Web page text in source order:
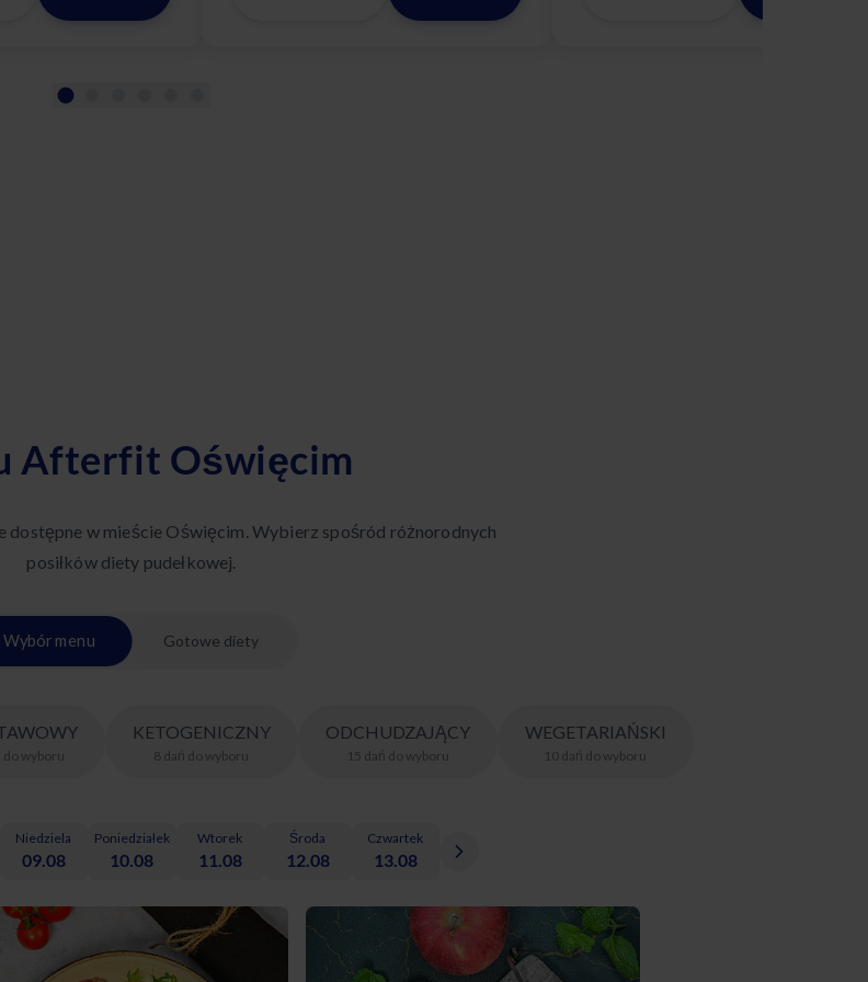
Afterfit Oświęcim
dostępne w mieście Oświęcim. Wybierz spośród różnorodnych
posiłków diety pudełkowej.
Wybór menu Gotowe diety
do wyboru
KETOGENICZNY
8 dań do wyboru
ODCHUDZAJĄCY
15 dań do wyboru
WEGETARIAŃSKI
10 dań do wyboru
Niedziela
09.08
Poniedziałek
10.08
Wtorek
11.08
Środa
12.08
Czwartek
13.08